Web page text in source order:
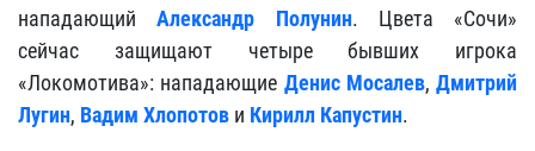
нападающийАлександр Полунин. Цвета «Сочи»
сейчас защищают четыре бывших игрока
«Локомотива»: нападающие Денис Мосалев, Дмитрий
Лугин, Вадим Хлопотов и Кирилл Капустин.